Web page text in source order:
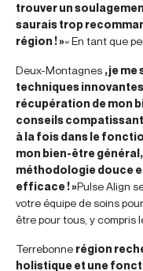
trouver un
saurais trop
région ! »« En tant que
Deux-Montagnes , je
techniques innovantes
récupération de mon
conseils
à la fois dans le
mon bien-être
méthodologie douce
efficace ! »Pulse Align
votre équipe de soins
être pour tous, y compris
Terrebonne région
holistique et une